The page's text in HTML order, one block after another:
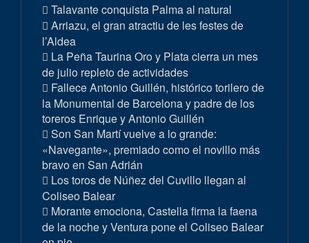
Talavante conquista Palma al natural
Arriazu, el gran atractiu de les festes de
l’Aldea
La Peña Taurina Oro y Plata cierra un mes
de julio repleto de actividades
Fallece Antonio Guillén, histórico torilero de
la Monumental de Barcelona y padre de los
toreros Enrique y Antonio Guillén
Son San Martí vuelve a lo grande:
«Navegante», premiado como el novillo más
bravo en San Adrián
Los toros de Núñez del Cuvillo llegan al
Coliseo Balear
Morante emociona, Castella firma la faena
de la noche y Ventura pone el Coliseo Balear